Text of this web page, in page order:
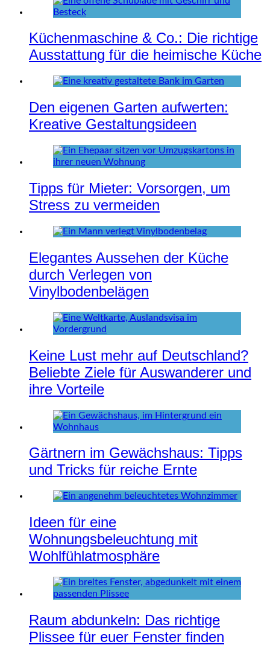
Küchenmaschine & Co.: Die richtige
Ausstattung für die heimische Küche
Den eigenen Garten aufwerten:
Kreative Gestaltungsideen
Tipps für Mieter: Vorsorgen, um
Stress zu vermeiden
Elegantes Aussehen der Küche
durch Verlegen von
Vinylbodenbelägen
Keine Lust mehr auf Deutschland?
Beliebte Ziele für Auswanderer und
ihre Vorteile
Gärtnern im Gewächshaus: Tipps
und Tricks für reiche Ernte
Ideen für eine
Wohnungsbeleuchtung mit
Wohlfühlatmosphäre
Raum abdunkeln: Das richtige
Plissee für euer Fenster finden